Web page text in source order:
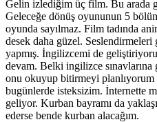
Gelin izlediğim üç film. Bu arada
Geleceğe dönüş oyununun 5
oyunda sayılmaz. Film tadında
desek daha güzel.
yapmış. İngilizcemi de
devam. Belki ingilizce
onu okuyup bitirmeyi
bugünlerde isteksizim. İnternette
geliyor. Kurban bayramı da
ederse bende kurban alacağım.